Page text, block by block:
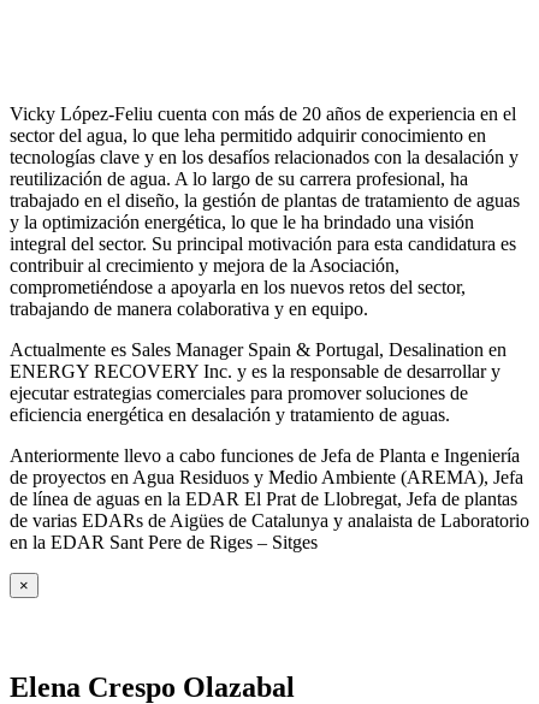
Vicky López-Feliu cuenta con más de 20 años de experiencia en el
sector del agua, lo que leha permitido adquirir conocimiento en
tecnologías clave y en los desafíos relacionados con la desalación y
reutilización de agua. A lo largo de su carrera profesional, ha
trabajado en el diseño, la gestión de plantas de tratamiento de aguas
y la optimización energética, lo que le ha brindado una visión
integral del sector. Su principal motivación para esta candidatura es
contribuir al crecimiento y mejora de la Asociación,
comprometiéndose a apoyarla en los nuevos retos del sector,
trabajando de manera colaborativa y en equipo.
Actualmente es Sales Manager Spain & Portugal, Desalination en
ENERGY RECOVERY Inc. y es la responsable de desarrollar y
ejecutar estrategias comerciales para promover soluciones de
eficiencia energética en desalación y tratamiento de aguas.
Anteriormente llevo a cabo funciones de Jefa de Planta e Ingeniería
de proyectos en Agua Residuos y Medio Ambiente (AREMA), Jefa
de línea de aguas en la EDAR El Prat de Llobregat, Jefa de plantas
de varias EDARs de Aigües de Catalunya y analaista de Laboratorio
en la EDAR Sant Pere de Riges – Sitges
×
Elena Crespo Olazabal